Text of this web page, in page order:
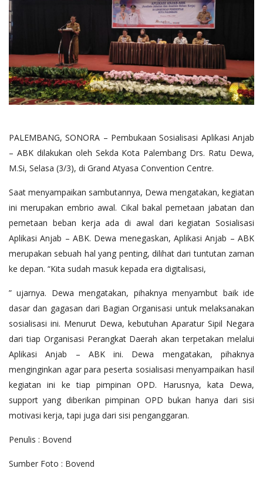
PALEMBANG, SONORA – Pembukaan Sosialisasi Aplikasi Anjab
– ABK dilakukan oleh Sekda Kota Palembang Drs. Ratu Dewa,
M.Si, Selasa (3/3), di Grand Atyasa Convention Centre.
Saat menyampaikan sambutannya, Dewa mengatakan, kegiatan
ini merupakan embrio awal. Cikal bakal pemetaan jabatan dan
pemetaan beban kerja ada di awal dari kegiatan Sosialisasi
Aplikasi Anjab – ABK. Dewa menegaskan, Aplikasi Anjab – ABK
merupakan sebuah hal yang penting, dilihat dari tuntutan zaman
ke depan. “Kita sudah masuk kepada era digitalisasi,
” ujarnya. Dewa mengatakan, pihaknya menyambut baik ide
dasar dan gagasan dari Bagian Organisasi untuk melaksanakan
sosialisasi ini. Menurut Dewa, kebutuhan Aparatur Sipil Negara
dari tiap Organisasi Perangkat Daerah akan terpetakan melalui
Aplikasi Anjab – ABK ini. Dewa mengatakan, pihaknya
menginginkan agar para peserta sosialisasi menyampaikan hasil
kegiatan ini ke tiap pimpinan OPD. Harusnya, kata Dewa,
support yang diberikan pimpinan OPD bukan hanya dari sisi
motivasi kerja, tapi juga dari sisi penganggaran.
Penulis : Bovend
Sumber Foto : Bovend